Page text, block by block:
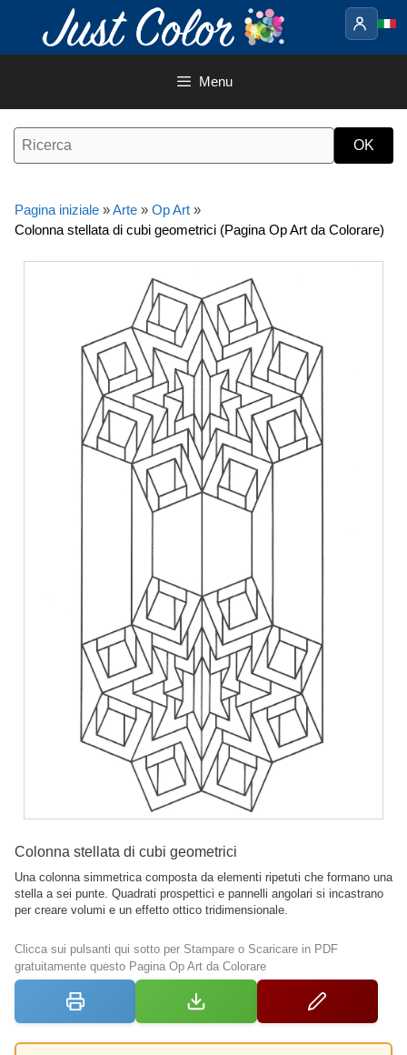
contenuto
Menu
Pagina iniziale »Arte » Op Art »
Colonna stellata di cubi geometrici (Pagina Op Art da Colorare)
Colonna stellata di cubi geometrici
Una colonna simmetrica composta da elementi ripetuti che formano una
stella a sei punte. Quadrati prospettici e pannelli angolari si incastrano
per creare volumi e un effetto ottico tridimensionale.
Clicca sui pulsanti qui sotto per Stampare o Scaricare in PDF
gratuitamente questo Pagina Op Art da Colorare